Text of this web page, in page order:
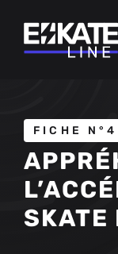
contenu
FICHE N°4
SKATE